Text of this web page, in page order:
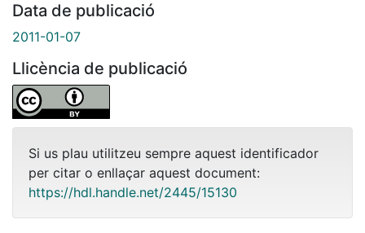
Data de publicació
2011-01-07
Llicència de publicació
Si us plau utilitzeu sempre aquest identificador
per citar o enllaçar aquest document:
https://hdl.handle.net/2445/15130